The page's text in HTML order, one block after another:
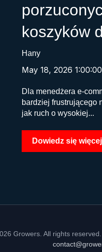
koszyków
Hany
May 18, 2026
Dla menedżera e-
bardziej frustrującego
jak ruch o wysokiej...
Dowiedz się więcej
Growers. All rights